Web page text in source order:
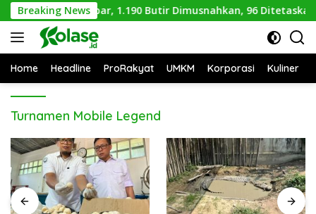
Langsung
ke
konten
Breaking News
Ilegal di Kalbar, 1.190 Butir Dimusnahkan, 96 Ditetaskan
Home Headline ProRakyat UMKM Korporasi Kuliner
Turnamen Mobile Legend